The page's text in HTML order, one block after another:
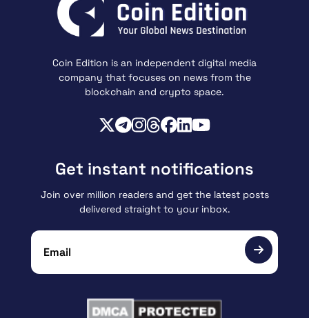
Coin Edition is an independent digital media
company that focuses on news from the
blockchain and crypto space.
Get instant notifications
Join over million readers and get the latest posts
delivered straight to your inbox.